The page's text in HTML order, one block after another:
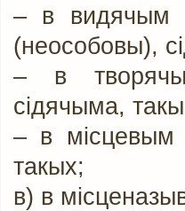
– в видячым
(неособовы),
– в
сідячыма,
– в місцевым
такых;
в) в